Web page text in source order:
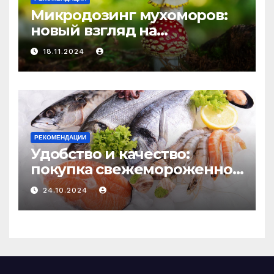
Микродозинг мухоморов:
новый взгляд на
психоделику
18.11.2024
РЕКОМЕНДАЦИИ
Удобство и качество:
покупка свежемороженной
рыбы онлайн
24.10.2024